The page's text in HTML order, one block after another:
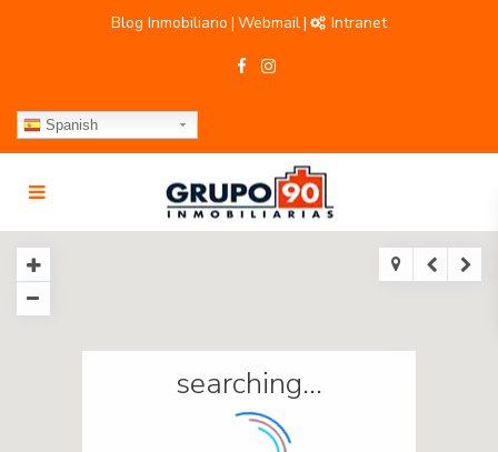
Blog Inmobiliario | Webmail| Intranet
Spanish
searching...